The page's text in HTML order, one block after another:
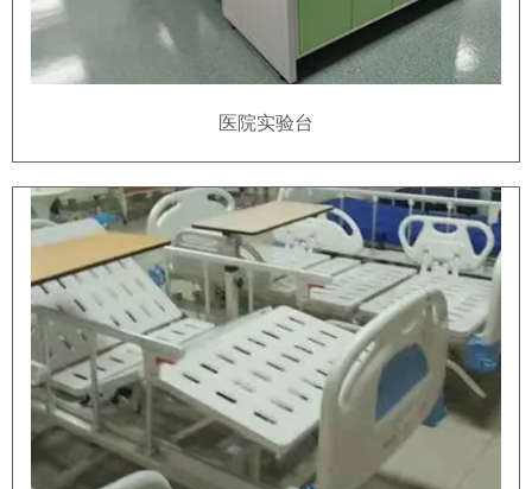
医院实验台